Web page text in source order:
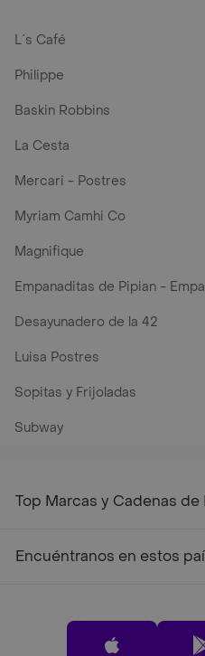
L´s Café
Philippe
Baskin Robbins
La Cesta
Mercari - Postres
Myriam Camhi Co
Magnifique
Empanaditas de Pipian -
Desayunadero de la 42
Luisa Postres
Sopitas y Frijoladas
Subway
Top Marcas y Cadenas de
Encuéntranos en estos